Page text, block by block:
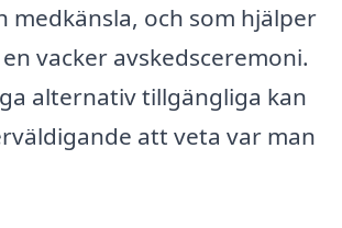
medkänsla, och som hjälper
vacker avskedsceremoni.
alternativ tillgängliga kan
att veta var man